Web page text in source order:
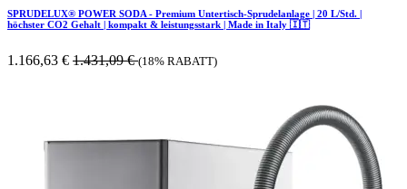
SPRUDELUX® POWER SODA - Premium Untertisch-Sprudelanlage | 20 L/Std. |
höchster CO2 Gehalt | kompakt & leistungsstark | Made in Italy 🇮🇹
1.166,63 € 1.431,09€ (18% RABATT)